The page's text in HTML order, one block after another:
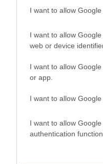
I want to allow
I want to allow
web or device
I want to allow
or app.
I want to allow
I want to allow
authentication
amelyet sokan ma is
Szolnok